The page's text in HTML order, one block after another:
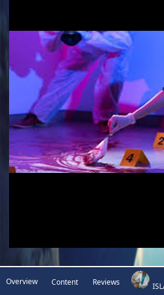
Overview Content Reviews